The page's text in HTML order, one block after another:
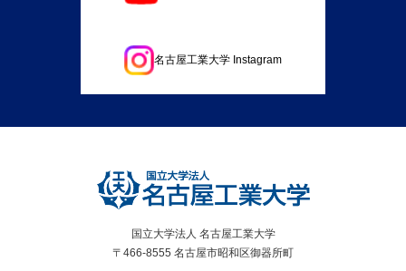
名古屋工業大学 Instagram
国立大学法人 名古屋工業大学
〒466-8555 名古屋市昭和区御器所町